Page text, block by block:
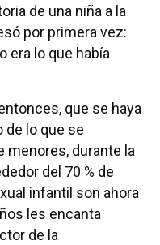
de una niña a la
por primera vez:
era lo que había
que se haya
de lo que se
menores, durante la
del 70 % de
infantil son ahora
les encanta
de la